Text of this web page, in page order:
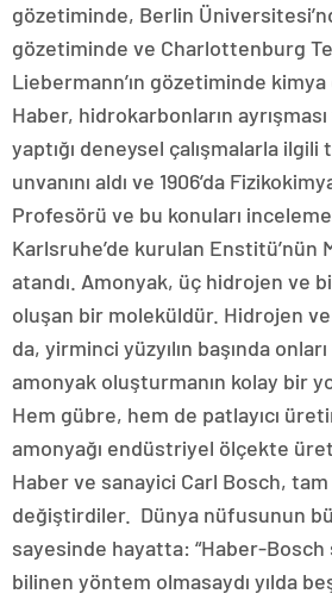
gözetiminde, Berlin
gözetiminde ve Charlottenburg
Liebermann’ın gözetiminde kimya
Haber, hidrokarbonların
yaptığı deneysel çalışmalarla
unvanını aldı ve 1906’da
Profesörü ve bu konuları
Karlsruhe’de kurulan Enstitü’nün
atandı. Amonyak, üç hidrojen ve
oluşan bir moleküldür. Hidrojen
da, yirminci yüzyılın başında
amonyak oluşturmanın kolay bir
Hem gübre, hem de patlayıcı
amonyağı endüstriyel ölçekte
Haber ve sanayici Carl Bosch, tam
değiştirdiler. Dünya nüfusunun
sayesinde hayatta: “Haber-Bosch
bilinen yöntem olmasaydı yılda